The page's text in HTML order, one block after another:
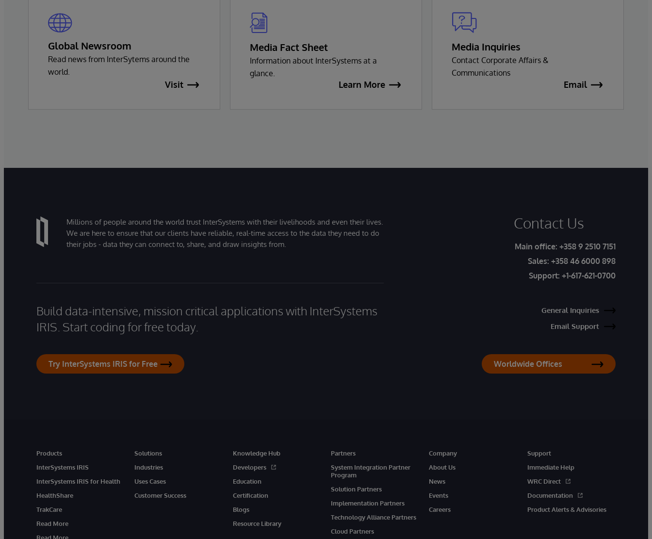
Global Newsroom
Read news from InterSytems around the
world.
Visit
Media Fact Sheet
Information about InterSystems at a
glance.
Learn More
Media Inquiries
Contact Corporate Affairs &
Communications
Email
Millions of people around the world trust InterSystems with their livelihoods and even their lives.
We are here to ensure that our clients have reliable, real-time access to the data they need to do
their jobs - data they can connect to, share, and draw insights from.
Build data-intensive, mission critical applications with InterSystems
IRIS. Start coding for free today.
Try InterSystems IRIS for Free
Contact Us
Main office: +358 9 2510 7151
Sales: +358 46 6000 898
Support: +1-617-621-0700
General Inquiries
Email Support
Worldwide Offices
Products
InterSystems IRIS
InterSystems IRIS for Health
HealthShare
TrakCare
Read More
Solutions
Industries
Uses Cases
Customer Success
Knowledge Hub
Developers
Education
Certification
Blogs
Resource Library
Partners
System Integration Partner
Program
Solution Partners
Implementation Partners
Technology Alliance Partners
Cloud Partners
Company
About Us
News
Events
Careers
Support
Immediate Help
WRC Direct
Documentation
Product Alerts & Advisories